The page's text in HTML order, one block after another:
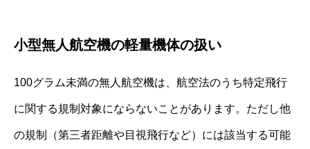
小型無人航空機の軽量機体の扱い
100グラム未満の無人航空機は、航空法のうち特定飛行
に関する規制対象にならないことがあります。ただし他
の規制（第三者距離や目視飛行など）には該当する可能